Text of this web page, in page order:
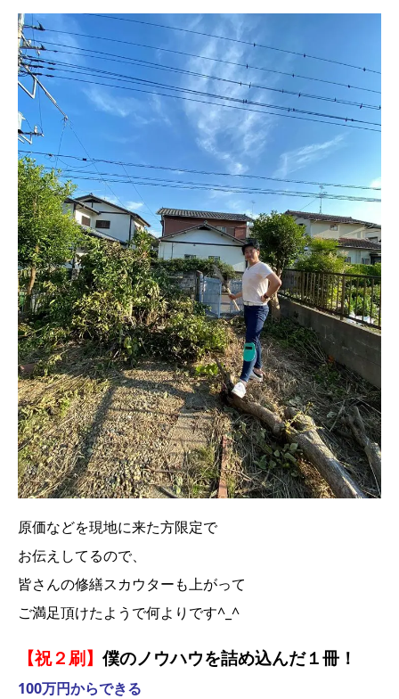
原価などを現地に来た方限定で
お伝えしてるので、
皆さんの修繕スカウターも上がって
ご満足頂けたようで何よりです^_^
【祝２刷】 僕のノウハウを詰め込んだ１冊！
100万円からできる